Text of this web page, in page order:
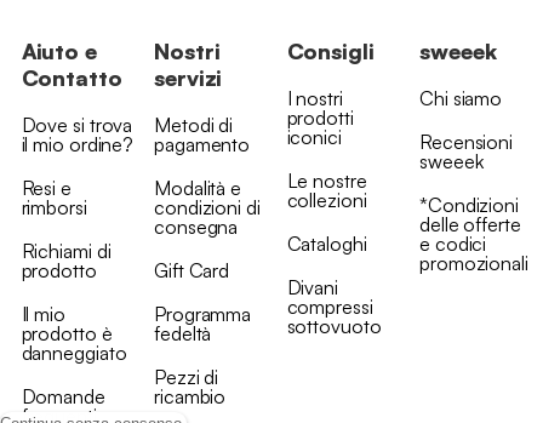
Aiuto e
Contatto
Dove si trova
il mio ordine?
Resi e
rimborsi
Richiami di
prodotto
Il mio
prodotto è
danneggiato
Domande
frequenti
Nostri
servizi
Metodi di
pagamento
Modalità e
condizioni di
consegna
Gift Card
Programma
fedeltà
Pezzi di
ricambio
Consigli
I nostri
prodotti
iconici
Le nostre
collezioni
Cataloghi
Divani
compressi
sottovuoto
sweeek
Chi siamo
Recensioni
sweeek
*Condizioni
delle offerte
e codici
promozionali